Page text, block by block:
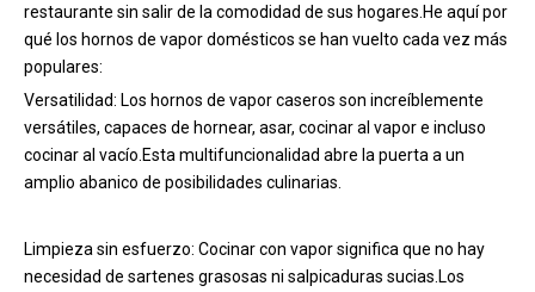
restaurante sin salir de la comodidad de sus hogares.He aquí por
qué los hornos de vapor domésticos se han vuelto cada vez más
populares:
Versatilidad: Los hornos de vapor caseros son increíblemente
versátiles, capaces de hornear, asar, cocinar al vapor e incluso
cocinar al vacío.Esta multifuncionalidad abre la puerta a un
amplio abanico de posibilidades culinarias.
Limpieza sin esfuerzo: Cocinar con vapor significa que no hay
necesidad de sartenes grasosas ni salpicaduras sucias.Los